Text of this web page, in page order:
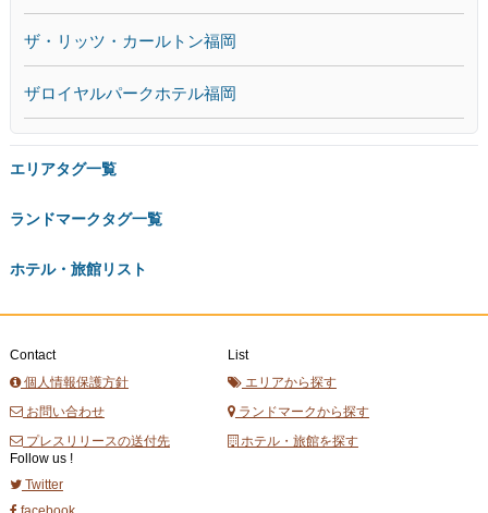
ザ・リッツ・カールトン福岡
ザロイヤルパークホテル福岡
エリアタグ一覧
ランドマークタグ一覧
ホテル・旅館リスト
Contact
個人情報保護方針
お問い合わせ
プレスリリースの送付先
List
エリアから探す
ランドマークから探す
ホテル・旅館を探す
Follow us !
Twitter